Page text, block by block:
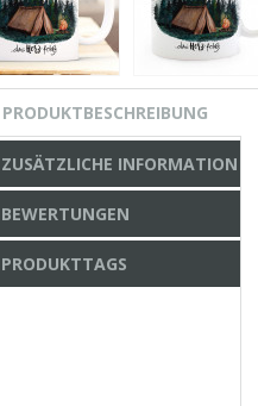
PRODUKTBESCHREIBUNG
ZUSÄTZLICHE INFORMATION
BEWERTUNGEN
PRODUKTTAGS